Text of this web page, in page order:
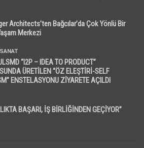
Architects’ten Bağcılar’da Çok Yönlü Bir
Merkezi
“I2P – IDEA TO PRODUCT”
ÜRETİLEN “ÖZ ELEŞTİRİ-SELF
ENSTELASYONU ZİYARETE AÇILDI
BAŞARI, İŞ BİRLİĞİNDEN GEÇİYOR”